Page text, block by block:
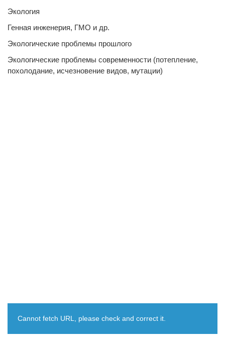
Экология
Генная инженерия, ГМО и др.
Экологические проблемы прошлого
Экологические проблемы современности (потепление,
похолодание, исчезновение видов, мутации)
Cannot fetch URL, please check and correct it.